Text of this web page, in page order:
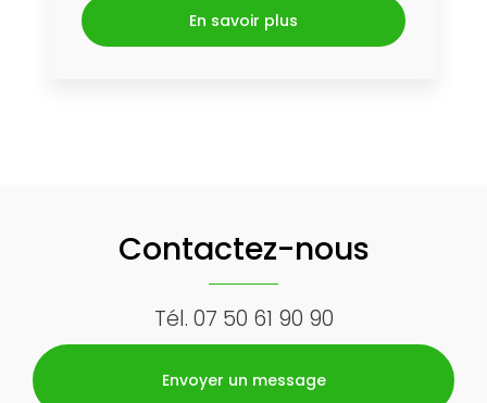
En savoir plus
Contactez-nous
Tél. 07 50 61 90 90
Envoyer un message